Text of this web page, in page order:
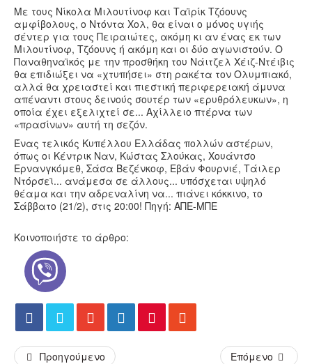
Με τους Νίκολα Μιλουτίνοφ και Ταϊρίκ Τζόουνς
αμφίβολους, ο Ντόντα Χολ, θα είναι ο μόνος υγιής
σέντερ για τους Πειραιώτες, ακόμη κι αν ένας εκ των
Μιλουτίνοφ, Τζόουνς ή ακόμη και οι δύο αγωνιστούν. Ο
Παναθηναϊκός με την προσθήκη του Νάιτζελ Χέιζ-Ντέιβις
θα επιδιώξει να «χτυπήσει» στη ρακέτα τον Ολυμπιακό,
αλλά θα χρειαστεί και πιεστική περιφερειακή άμυνα
απέναντι στους δεινούς σουτέρ των «ερυθρόλευκων», η
οποία έχει εξελιχτεί σε... Αχίλλειο πτέρνα των
«πρασίνων» αυτή τη σεζόν.
Ένας τελικός Κυπέλλου Ελλάδας πολλών αστέρων,
όπως οι Κέντρικ Ναν, Κώστας Σλούκας, Χουάντσο
Ερνανγκόμεθ, Σάσα Βεζένκοφ, Εβάν Φουρνιέ, Τάιλερ
Ντόρσεϊ... ανάμεσα σε άλλους... υπόσχεται υψηλό
θέαμα και την αδρεναλίνη να... πιάνει κόκκινο, το
Σάββατο (21/2), στις 20:00! Πηγή: ΑΠΕ-ΜΠΕ
Κοινοποιήστε το άρθρο:
Προηγούμενο Επόμενο